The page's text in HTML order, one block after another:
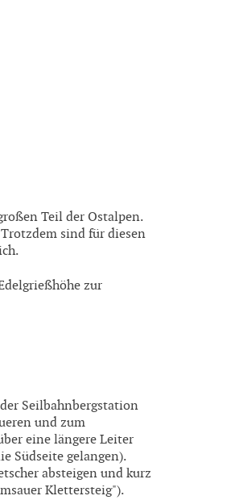
Teil der Ostalpen.
sind für diesen
zur
Seilbahnbergstation
und zum
eine längere Leiter
Südseite gelangen).
absteigen und kurz
Klettersteig").